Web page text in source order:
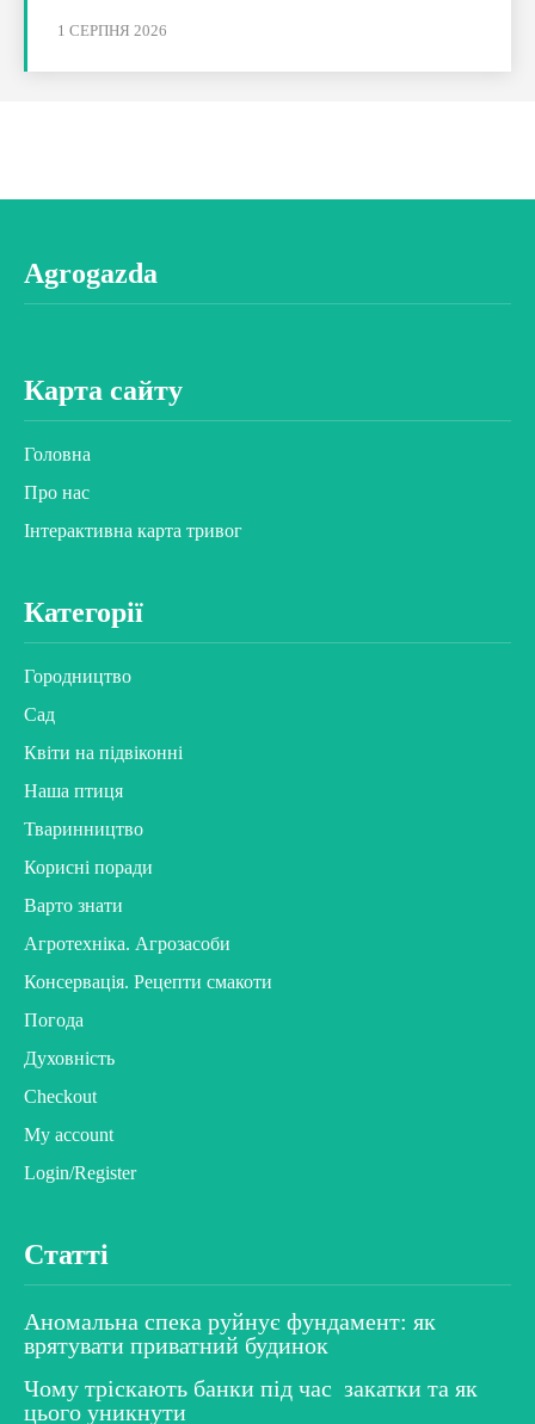
1 СЕРПНЯ 2026
Agrogazda
Карта сайту
Головна
Про нас
Інтерактивна карта тривог
Категорії
Городництво
Сад
Квіти на підвіконні
Наша птиця
Тваринництво
Корисні поради
Варто знати
Агротехніка. Агрозасоби
Консервація. Рецепти смакоти
Погода
Духовність
Checkout
My account
Login/Register
Статті
Аномальна спека руйнує фундамент: як
врятувати приватний будинок
Чому тріскають банки під час закатки та як
цього уникнути